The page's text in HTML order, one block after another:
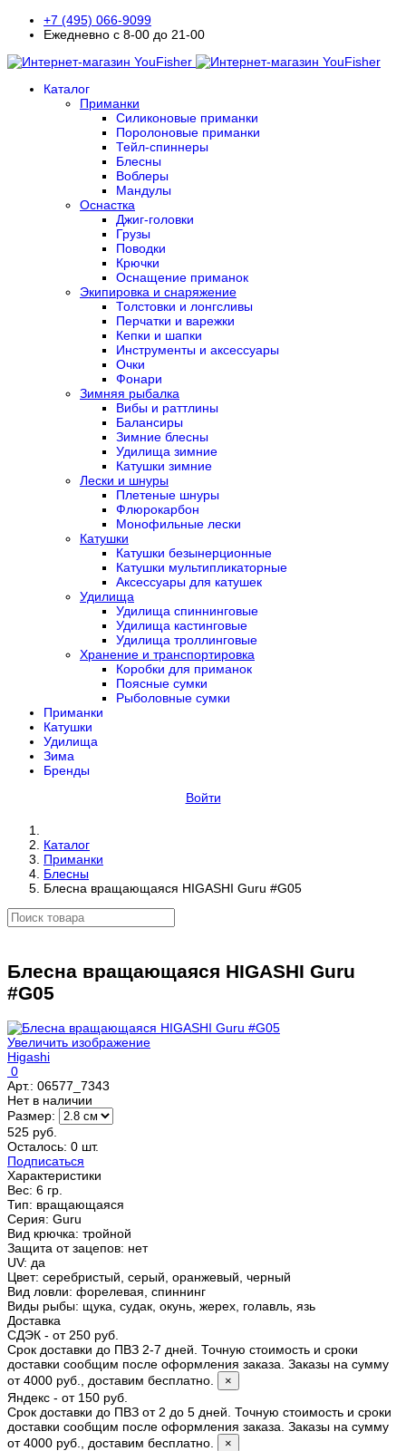
+7 (495) 066-9099
Ежедневно с 8-00 до 21-00
Каталог
Приманки
Силиконовые приманки
Поролоновые приманки
Тейл-спиннеры
Блесны
Воблеры
Мандулы
Оснастка
Джиг-головки
Грузы
Поводки
Крючки
Оснащение приманок
Экипировка и снаряжение
Толстовки и лонгсливы
Перчатки и варежки
Кепки и шапки
Инструменты и аксессуары
Очки
Фонари
Зимняя рыбалка
Вибы и раттлины
Балансиры
Зимние блесны
Удилища зимние
Катушки зимние
Лески и шнуры
Плетеные шнуры
Флюрокарбон
Монофильные лески
Катушки
Катушки безынерционные
Катушки мультипликаторные
Аксессуары для катушек
Удилища
Удилища спиннинговые
Удилища кастинговые
Удилища троллинговые
Хранение и транспортировка
Коробки для приманок
Поясные сумки
Рыболовные сумки
Приманки
Катушки
Удилища
Зима
Бренды
Войти
Каталог
Приманки
Блесны
Блесна вращающаяся HIGASHI Guru #G05
Блесна вращающаяся HIGASHI Guru
#G05
Увеличить изображение
Higashi
0
Арт.: 06577_7343
Нет в наличии
Размер:
525 руб.
Осталось: 0 шт.
Подписаться
Характеристики
Вес: 6 гр.
Тип: вращающаяся
Серия: Guru
Вид крючка: тройной
Защита от зацепов: нет
UV: да
Цвет: серебристый, серый, оранжевый, черный
Вид ловли: форелевая, спиннинг
Виды рыбы: щука, судак, окунь, жерех, голавль, язь
Доставка
СДЭК - от 250 руб.
Срок доставки до ПВЗ 2-7 дней. Точную стоимость и сроки
доставки сообщим после оформления заказа. Заказы на сумму
от 4000 руб., доставим бесплатно.
×
Яндекс - от 150 руб.
Срок доставки до ПВЗ от 2 до 5 дней. Точную стоимость и сроки
доставки сообщим после оформления заказа. Заказы на сумму
от 4000 руб., доставим бесплатно.
×